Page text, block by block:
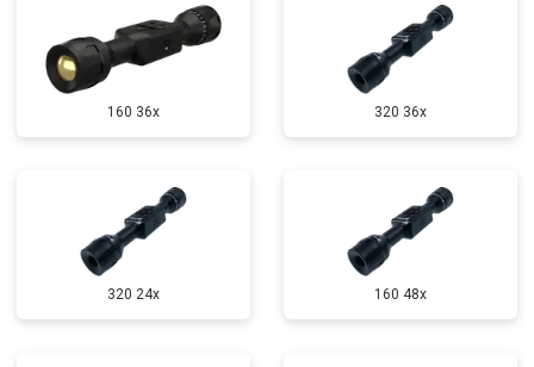
160 36x 320 36x
320 24x 160 48x